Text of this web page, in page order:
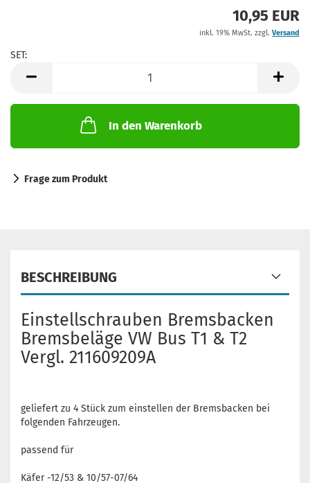
10,95 EUR
inkl. 19% MwSt. zzgl. Versand
SET:
In den Warenkorb
Frage zum Produkt
BESCHREIBUNG
Einstellschrauben Bremsbacken
Bremsbeläge VW Bus T1 & T2
Vergl. 211609209A
geliefert zu 4 Stück zum einstellen der Bremsbacken bei
folgenden Fahrzeugen.
passend für
Käfer -12/53 & 10/57-07/64